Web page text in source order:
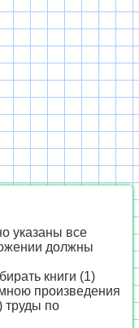
указаны все
должны
книги (1)
произведения
труды по